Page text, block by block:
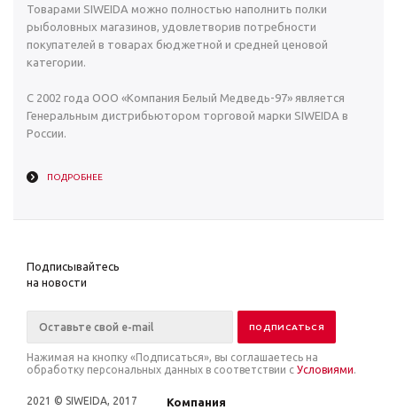
Товарами SIWEIDA можно полностью наполнить полки
рыболовных магазинов, удовлетворив потребности
покупателей в товарах бюджетной и средней ценовой
категории.
С 2002 года ООО «Компания Белый Медведь-97» является
Генеральным дистрибьютором торговой марки SIWEIDA в
России.
ПОДРОБНЕЕ
Подписывайтесь
на новости
Нажимая на кнопку «Подписаться», вы соглашаетесь на
обработку персональных данных в соответствии с Условиями.
2021 © SIWEIDA, 2017 Компания